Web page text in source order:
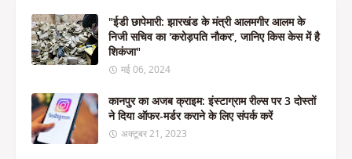
"ईडी छापेमारी: झारखंड के मंत्री आलमगीर आलम के
निजी सचिव का 'करोड़पति नौकर', जानिए किस केस में है
शिकंजा"
मई 06, 2024
कानपुर का अजब क्राइम: इंस्टाग्राम रील्स पर 3 दोस्तों
ने दिया ऑफर-मर्डर कराने के लिए संपर्क करें
अक्टूबर 21, 2023